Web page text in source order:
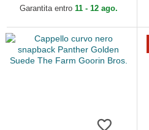
Garantita entro 11 - 12 ago.